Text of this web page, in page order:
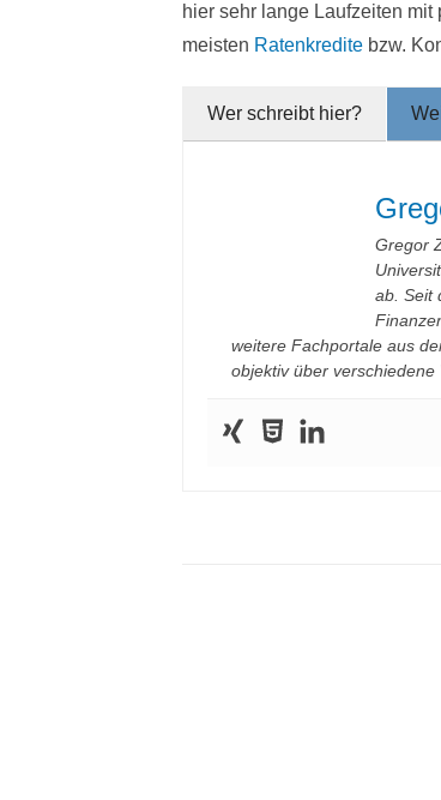
hier sehr lange Laufzeiten
meisten Ratenkredite bzw.
Wer schreibt hier?
Gregor
ab. Seit
weitere Fachportale aus
objektiv über verschiedene